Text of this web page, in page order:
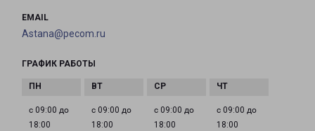
EMAIL
Astana@pecom.ru
ГРАФИК РАБОТЫ
с 09:00 до
18:00
с 09:00 до
18:00
с 09:00 до
18:00
с 09:00 до
18:00